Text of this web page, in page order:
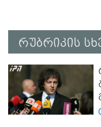
რუბრიკის